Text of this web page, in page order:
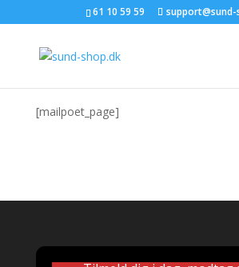
61 10 59 59
MailPoet side
[mailpoet_page]